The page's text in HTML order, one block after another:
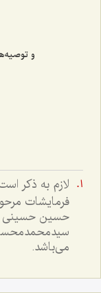
و
لازم به ذکر
فرمایشات
حسین حسینی
سیدمحمدمحسن
می‌باشد.